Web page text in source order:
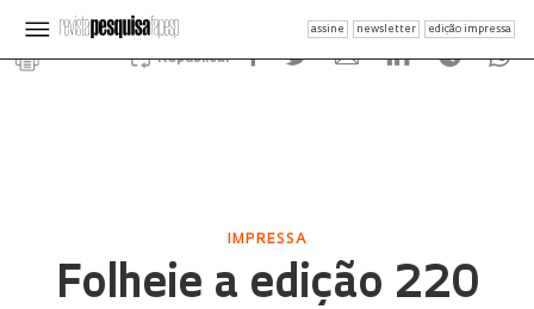
assine newsletter edição impressa
Republicar
IMPRESSA
Folheie a edição 220